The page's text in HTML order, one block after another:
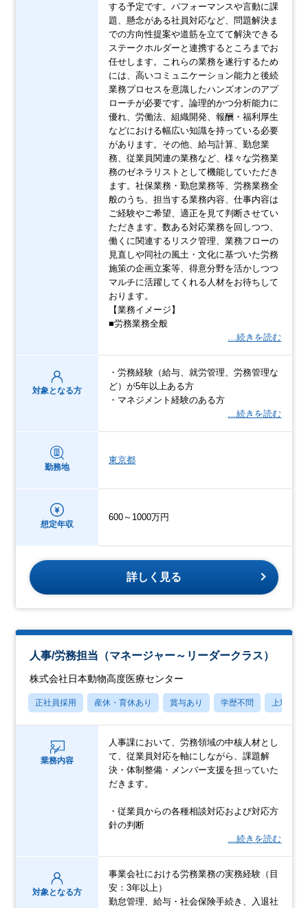
する予定です。パフォーマンスや言動に課
題、懸念がある社員対応など、問題解決ま
での方向性提案や道筋を立てて解決できる
ステークホルダーと連携するところまでお
任せします。これらの業務を遂行するため
には、高いコミュニケーション能力と後続
業務プロセスを意識したハンズオンのアプ
ローチが必要です。論理的かつ分析能力に
優れ、労働法、組織開発、報酬・福利厚生
などにおける幅広い知識を持っている必要
があります。その他、給与計算、勤怠業
務、従業員関連の業務など、様々な労務業
務のゼネラリストとして機能していただき
ます。社保業務・勤怠業務等、労務業務全
般のうち、担当する業務内容、仕事内容は
ご経験やご希望、適正を見て判断させてい
ただきます。数ある対応業務を回しつつ、
働くに関連するリスク管理、業務フローの
見直しや同社の風土・文化に基づいた労務
施策の企画立案等、得意分野を活かしつつ
マルチに活躍してくれる人材をお待ちして
おります。
【業務イメージ】
■労務業務全般
…続きを読む
対象となる方
・労務経験（給与、就労管理、労務管理な
ど）が5年以上ある方
・マネジメント経験のある方
…続きを読む
勤務地
東京都
想定年収
600～1000万円
詳しく見る
人事/労務担当（マネージャー～リーダークラス）
株式会社日本動物高度医療センター
正社員採用 産休・育休あり 賞与あり 学歴不問 上場企業
業務内容
人事課において、労務領域の中核人材とし
て、従業員対応を軸にしながら、課題解
決・体制整備・メンバー支援を担っていた
だきます。
・従業員からの各種相談対応および対応方
針の判断
…続きを読む
対象となる方
事業会社における労務業務の実務経験（目
安：3年以上）
勤怠管理、給与・社会保険手続き、入退社